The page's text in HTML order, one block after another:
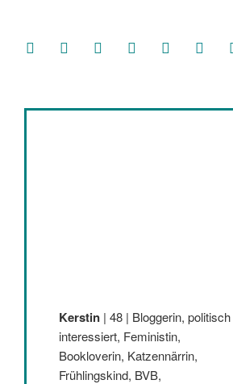
facebooksoundcloud
twitter mastodoninstagramthreads
Kerstin | 48 | Bloggerin, politisch
interessiert, Feministin,
Bookloverin, Katzennärrin,
Frühlingskind, BVB,